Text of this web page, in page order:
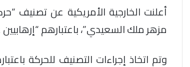
أعلنت الخارجية الأمريكية عن تصنيف
مزهر ملك السعيدي”، باعتبارهم